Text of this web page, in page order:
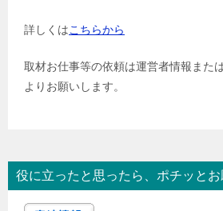
詳しくはこちらから
取材お仕事等の依頼は運営者情報また
よりお願いします。
役に立ったと思ったら、ポチッとお